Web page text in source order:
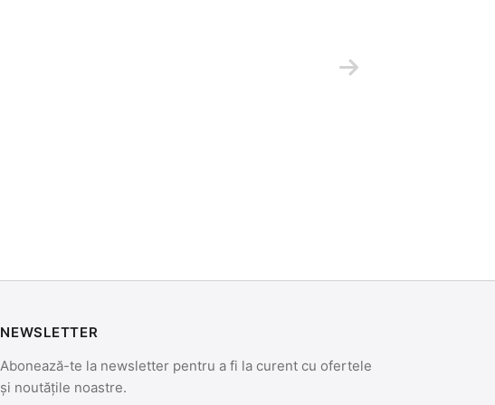
NEWSLETTER
Abonează-te la newsletter pentru a fi la curent cu ofertele
și noutățile noastre.